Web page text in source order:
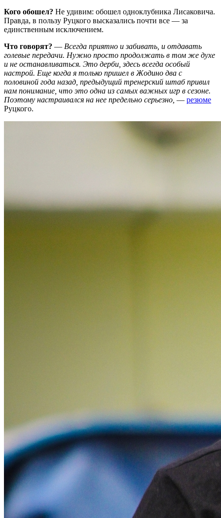
Кого обошел? Не удивим: обошел одноклубника Лисаковича.
Правда, в пользу Руцкого высказались почти все — за
единственным исключением.
Что говорят? — Всегда приятно и забивать, и отдавать
голевые передачи. Нужно просто продолжать в том же духе
и не останавливаться. Это дерби, здесь всегда особый
настрой. Еще когда я только пришел в Жодино два с
половиной года назад, предыдущий тренерский штаб привил
нам понимание, что это одна из самых важных игр в сезоне.
Поэтому настраивался на нее предельно серьезно, — резюме
Руцкого.